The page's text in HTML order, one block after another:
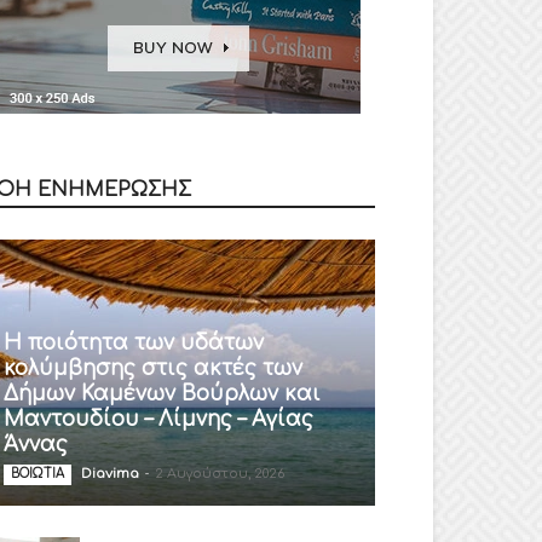
ΕΝΗΜΕΡΩΣΗΣ
Η ποιότητα των υδάτων
κολύμβησης στις ακτές των
Δήμων Καμένων Βούρλων και
Μαντουδίου – Λίμνης – Αγίας
Άννας
ΒΟΙΩΤΙΑ Diavima - 2 Αυγούστου, 2026